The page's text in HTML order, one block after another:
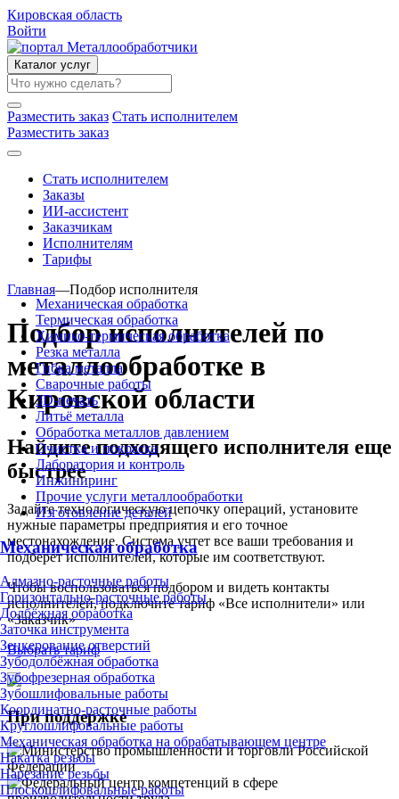
Кировская область
Войти
Каталог услуг
Разместить заказ Стать исполнителем
Разместить заказ
Стать исполнителем
Заказы
ИИ-ассистент
Заказчикам
Исполнителям
Тарифы
Механическая обработка
Термическая обработка
Химико-термическая обработка
Резка металла
Гибка металла
Сварочные работы
3D-печать
Литьё металла
Обработка металлов давлением
Очистка и покраска
Лаборатория и контроль
Инжиниринг
Прочие услуги металлообработки
Изготовление деталей
Механическая обработка
Алмазно-расточные работы
Горизонтально-расточные работы
Долбёжная обработка
Заточка инструмента
Зенкерование отверстий
Зубодолбёжная обработка
Зубофрезерная обработка
Зубошлифовальные работы
Координатно-расточные работы
Круглошлифовальные работы
Механическая обработка на обрабатывающем центре
Накатка резьбы
Нарезание резьбы
Плоскошлифовальные работы
Главная—Подбор исполнителя
Подбор исполнителей по
металлообработке в
Кировской области
Найдите подходящего исполнителя еще
быстрее
Задайте технологическую цепочку операций, установите
нужные параметры предприятия и его точное
местонахождение. Система учтет все ваши требования и
подберет исполнителей, которые им соответствуют.
Чтобы воспользоваться подбором и видеть контакты
исполнителей, подключите тариф «Все исполнители» или
«Заказчик»
Выбрать тариф
При поддержке